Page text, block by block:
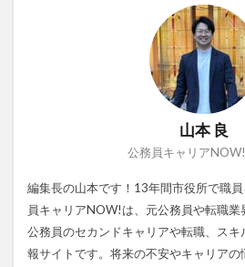
山本 良
公務員キャリア
編集長の山本です！13年間市役所で職
員キャリアNOW!は、元公務員や転職業
公務員のセカンドキャリアや転職、ス
報サイトです。将来の不安やキャリアの